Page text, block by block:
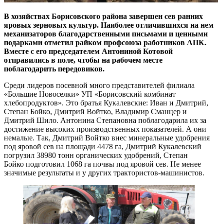
В хозяйствах Борисовского района завершен сев ранних
яровых зерновых культур. Наиболее отличившихся на нем
механизаторов благодарственными письмами и ценными
подарками отметил райком профсоюза работников АПК.
Вместе с его председателем Антониной Котовой
отправились в поле, чтобы на рабочем месте
поблагодарить передовиков.
Среди лидеров посевной много представителей филиала
«Большие Новоселки» УП «Борисовский комбинат
хлебопродуктов». Это братья Кукалевские: Иван и Дмитрий,
Степан Бойко, Дмитрий Войтко, Владимир Сманцер и
Дмитрий Шило. Антонина Степановна поблагодарила их за
достижение высоких производственных показателей. А они
немалые. Так, Дмитрий Войтко внес минеральные удобрения
под яровой сев на площади 4478 га, Дмитрий Кукалевский
погрузил 38980 тонн органических удобрений, Степан
Бойко подготовил 1068 га почвы под яровой сев. Не менее
значимые результаты и у других трактористов-машинистов.